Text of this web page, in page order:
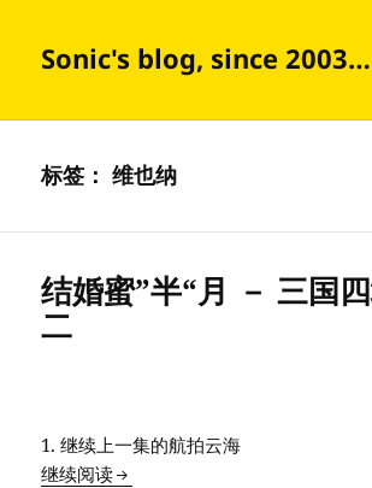
Sonic's blog, since 2003…
标签：维也纳
结婚蜜”半“月 － 三国
二
1. 继续上一集的航拍云海
继续阅读结婚蜜”半“月 － 三国四地游 之二